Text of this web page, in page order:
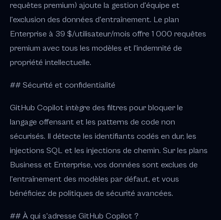
requêtes premium) ajoute la gestion d'équipe et
l'exclusion des données d'entraînement. Le plan
Enterprise à 39 $/utilisateur/mois offre 1 000 requêtes
premium avec tous les modèles et l'indemnité de
propriété intellectuelle.
## Sécurité et confidentialité
GitHub Copilot intègre des filtres pour bloquer le
langage offensant et les patterns de code non
sécurisés. Il détecte les identifiants codés en dur, les
injections SQL et les injections de chemin. Sur les plans
Business et Enterprise, vos données sont exclues de
l'entraînement des modèles par défaut, et vous
bénéficiez de politiques de sécurité avancées.
## À qui s'adresse GitHub Copilot ?